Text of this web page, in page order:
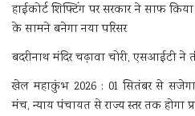
हाईकोर्ट शिफ्टिंग पर सरकार ने साफ
के सामने बनेगा नया परिसर
बदरीनाथ मंदिर चढ़ावा चोरी, एसआईटी ने
खेल महाकुंभ 2026 : 01 सितंबर से सजेगा
मंच, न्याय पंचायत से राज्य स्तर तक होगा